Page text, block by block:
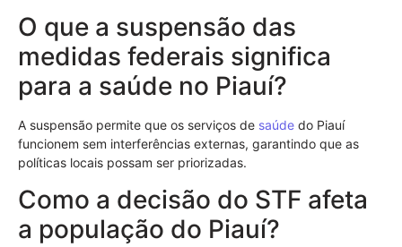
O que a suspensão das
medidas federais significa
para a saúde no Piauí?
A suspensão permite que os serviços de saúde do Piauí
funcionem sem interferências externas, garantindo que as
políticas locais possam ser priorizadas.
Como a decisão do STF afeta
a população do Piauí?